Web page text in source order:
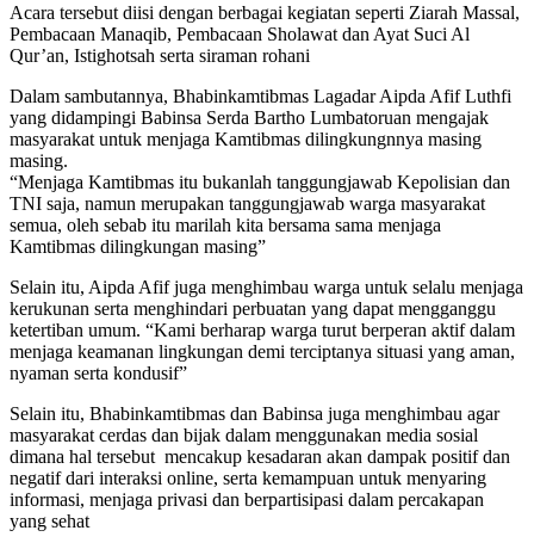
Acara tersebut diisi dengan berbagai kegiatan seperti Ziarah Massal,
Pembacaan Manaqib, Pembacaan Sholawat dan Ayat Suci Al
Qur’an, Istighotsah serta siraman rohani
Dalam sambutannya, Bhabinkamtibmas Lagadar Aipda Afif Luthfi
yang didampingi Babinsa Serda Bartho Lumbatoruan mengajak
masyarakat untuk menjaga Kamtibmas dilingkungnnya masing
masing.
“Menjaga Kamtibmas itu bukanlah tanggungjawab Kepolisian dan
TNI saja, namun merupakan tanggungjawab warga masyarakat
semua, oleh sebab itu marilah kita bersama sama menjaga
Kamtibmas dilingkungan masing”
Selain itu, Aipda Afif juga menghimbau warga untuk selalu menjaga
kerukunan serta menghindari perbuatan yang dapat mengganggu
ketertiban umum. “Kami berharap warga turut berperan aktif dalam
menjaga keamanan lingkungan demi terciptanya situasi yang aman,
nyaman serta kondusif”
Selain itu, Bhabinkamtibmas dan Babinsa juga menghimbau agar
masyarakat cerdas dan bijak dalam menggunakan media sosial
dimana hal tersebut mencakup kesadaran akan dampak positif dan
negatif dari interaksi online, serta kemampuan untuk menyaring
informasi, menjaga privasi dan berpartisipasi dalam percakapan
yang sehat